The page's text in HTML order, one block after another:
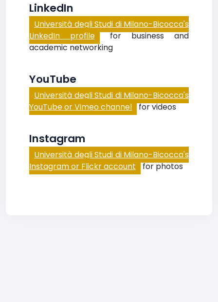
LinkedIn
Università degli Studi di Milano-Bicocca's
LinkedIn profile for business and
academic networking
YouTube
Università degli Studi di Milano-Bicocca's
YouTube or Vimeo channel for videos
Instagram
Università degli Studi di Milano-Bicocca's
Instagram or Flickr account for photos